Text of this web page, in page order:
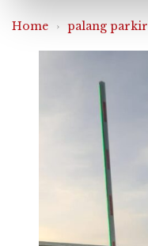
Home › palang parkir